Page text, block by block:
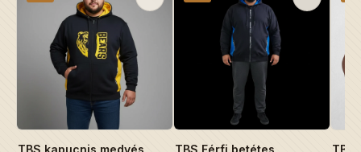
TBS kapucnis medvés
TBS Férfi betétes
TBS